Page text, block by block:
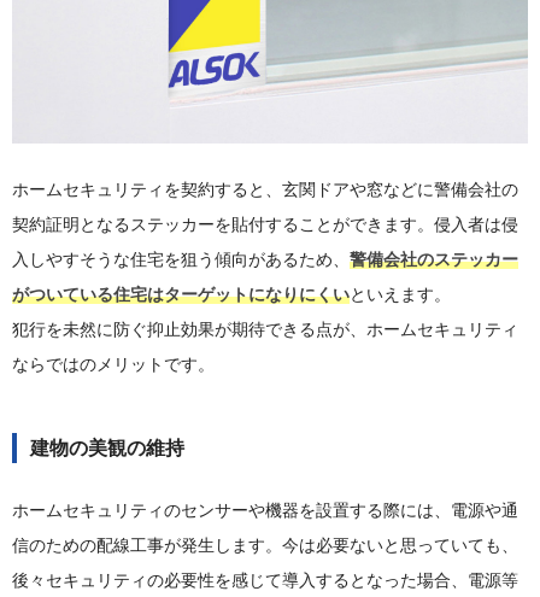
ホームセキュリティを契約すると、玄関ドアや窓などに警備会社の
契約証明となるステッカーを貼付することができます。侵入者は侵
入しやすそうな住宅を狙う傾向があるため、 警備会社のステッカー
がついている住宅はターゲットになりにくいといえます。
犯行を未然に防ぐ抑止効果が期待できる点が、ホームセキュリティ
ならではのメリットです。
建物の美観の維持
ホームセキュリティのセンサーや機器を設置する際には、電源や通
信のための配線工事が発生します。今は必要ないと思っていても、
後々セキュリティの必要性を感じて導入するとなった場合、電源等